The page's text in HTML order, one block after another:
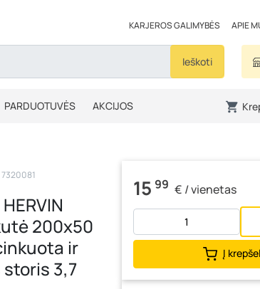
KARJEROS GALIMYBĖS APIE
Ieškoti
PARDUOTUVĖS AKCIJOS
200x50
ir
3,7
15 99 € / vienetas
Į